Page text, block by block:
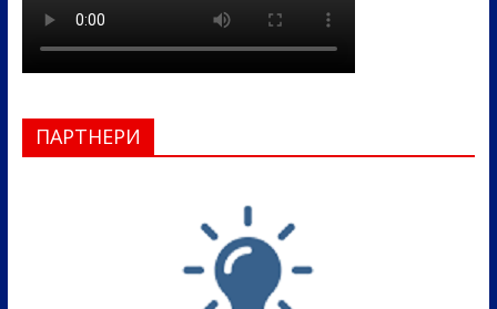
ПАРТНЕРИ